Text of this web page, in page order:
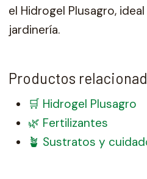
el Hidrogel Plusagro,
jardinería.
Productos
🛒 Hidrogel Plusagro
🌿 Fertilizantes
🪴 Sustratos y